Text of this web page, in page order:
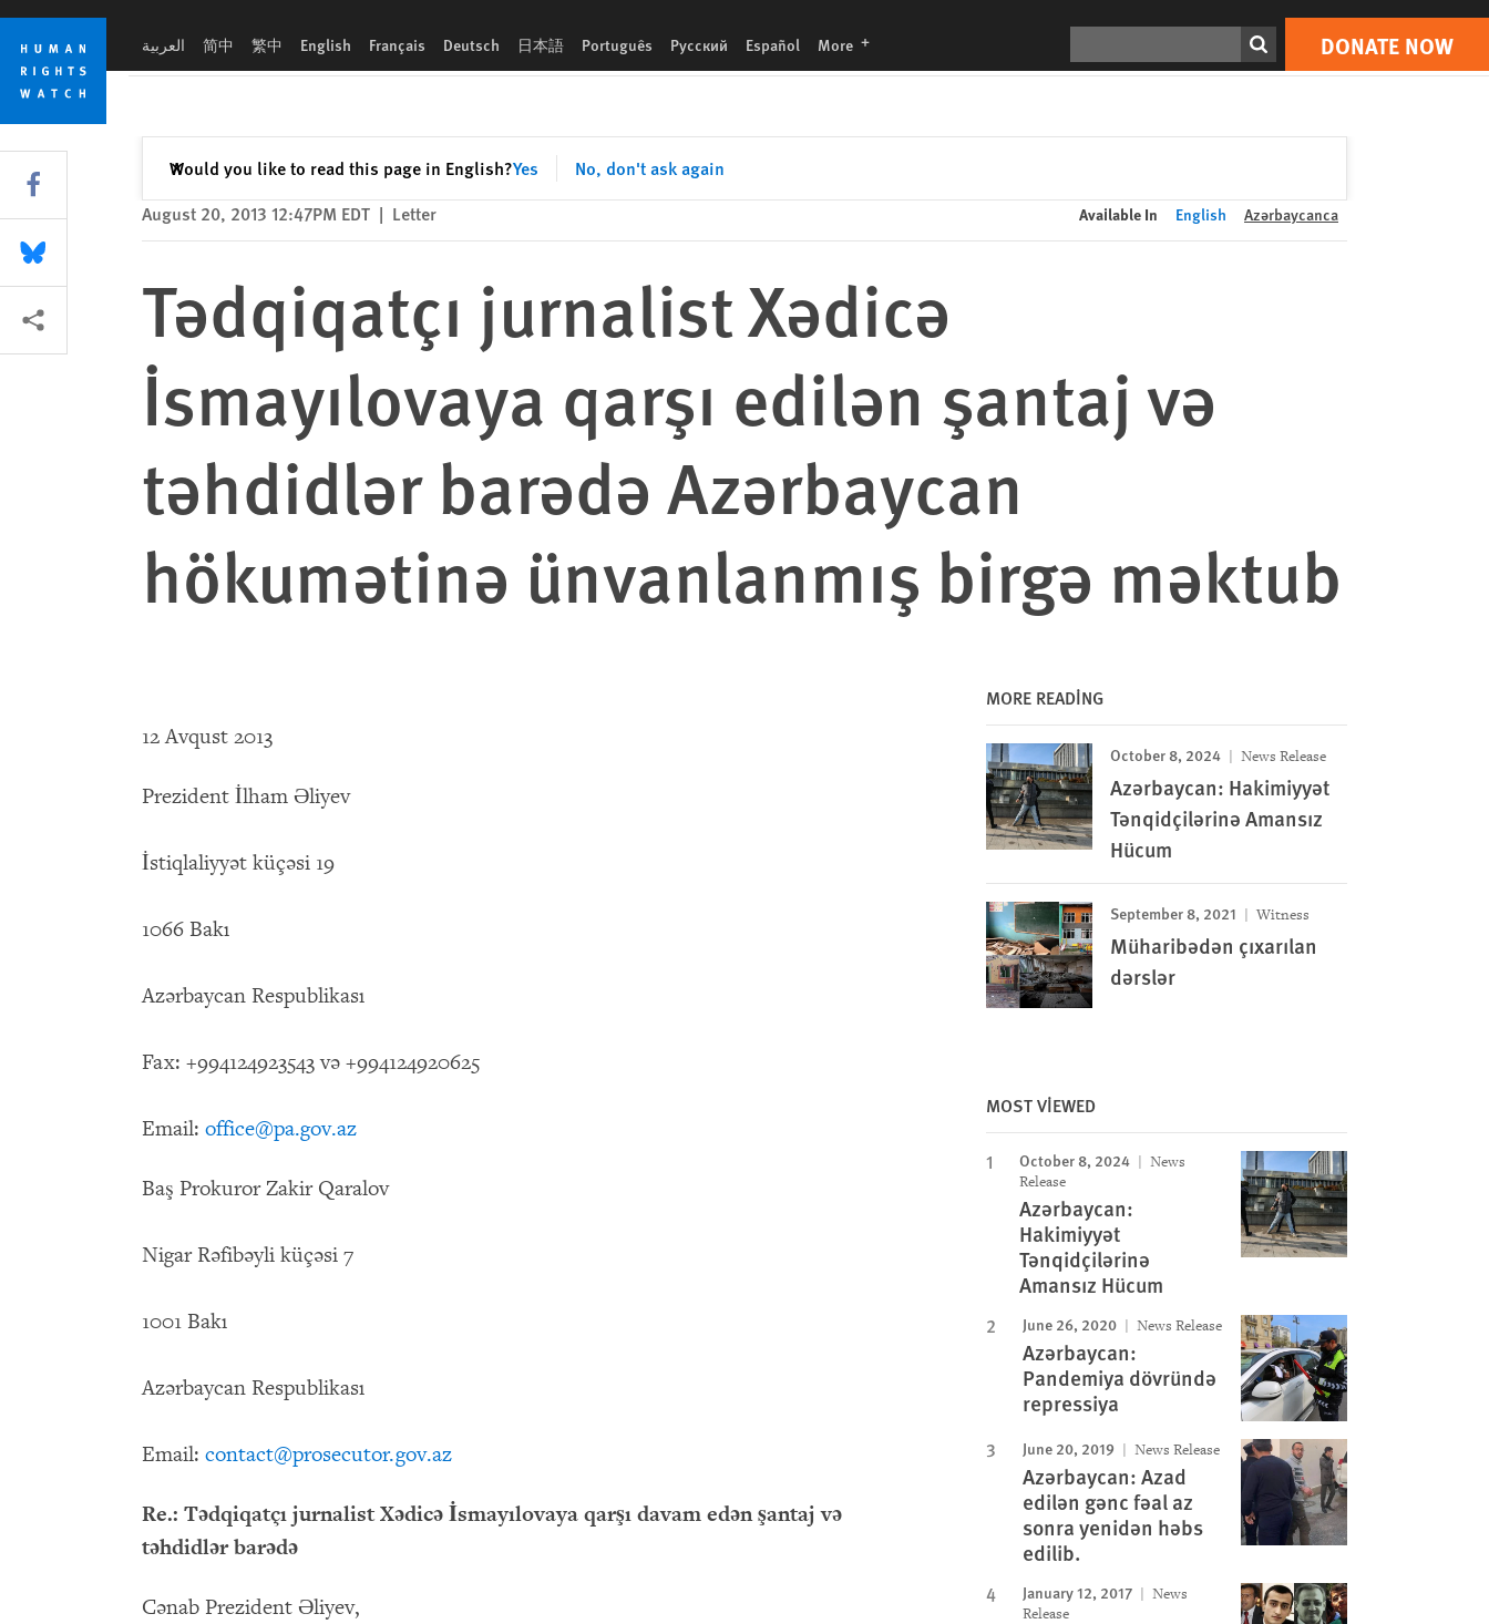
Skip
cookie
privacy
notice
Skip
main
content
العربية 简中 繁中 English Français Deutsch 日本語 Português Русский Español More languages DONATE NOW
Would you like to read this page in English?Yes No, don't ask again
✕Close
Print DONATE NOW
August 20, 2013 12:47PM EDT | Letter Available In English Azərbaycanca
Tədqiqatçı jurnalist Xədicə
İsmayılovaya qarşı edilən şantaj və
təhdidlər barədə Azərbaycan
hökumətinə ünvanlanmış birgə məktub
12 Avqust 2013
Prezident İlham Əliyev
İstiqlaliyyət küçəsi 19
1066 Bakı
Azərbaycan Respublikası
Fax: +994124923543 və +994124920625
Email: office@pa.gov.az
Baş Prokuror Zakir Qaralov
Nigar Rəfibəyli küçəsi 7
1001 Bakı
Azərbaycan Respublikası
Email: contact@prosecutor.gov.az
Re.: Tədqiqatçı jurnalist Xədicə İsmayılovaya qarşı davam edən şantaj və
təhdidlər barədə
Cənab Prezident Əliyev,
MORE READING
October 8, 2024 News Release
Azərbaycan: Hakimiyyət
Tənqidçilərinə Amansız
Hücum
September 8, 2021 Witness
Müharibədən çıxarılan
dərslər
MOST VIEWED
October 8, 2024
News
Release
Azərbaycan:
Hakimiyyət
Tənqidçilərinə
Amansız Hücum
June 26, 2020 News Release
Azərbaycan:
Pandemiya dövründə
repressiya
June 20, 2019 News Release
Azərbaycan: Azad
edilən gənc fəal az
sonra yenidən həbs
edilib.
January 12, 2017
News
Release
Share this via Facebook
Share this via Bluesky
More sharing options